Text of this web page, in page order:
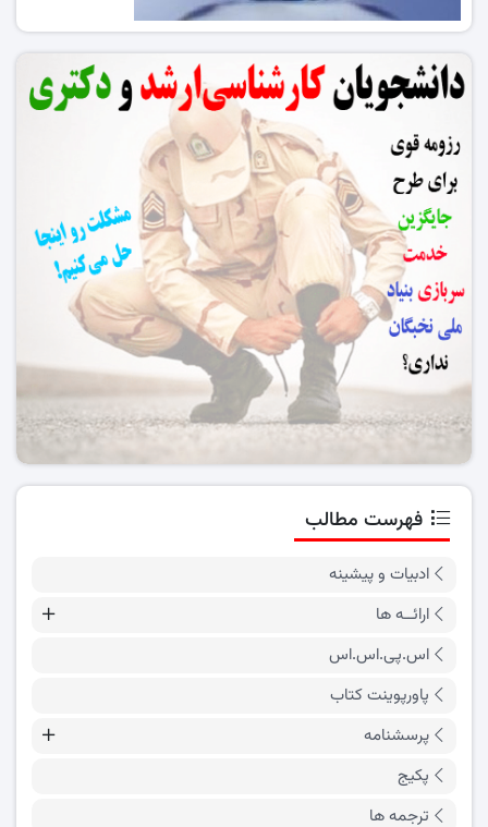
فهرست مطالب
ادبیات و پیشینه
ارائــه ها
اس.پی.اس.اس
پاورپوینت کتاب
پرسشنامه
پکیج
ترجمه ها